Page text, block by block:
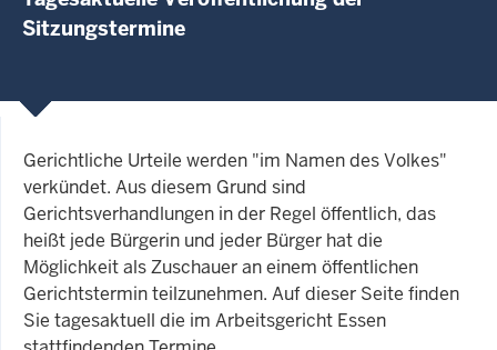
Sitzungstermine
Gerichtliche Urteile werden "im Namen des Volkes"
verkündet. Aus diesem Grund sind
Gerichtsverhandlungen in der Regel öffentlich, das
heißt jede Bürgerin und jeder Bürger hat die
Möglichkeit als Zuschauer an einem öffentlichen
Gerichtstermin teilzunehmen. Auf dieser Seite finden
Sie tagesaktuell die im Arbeitsgericht Essen